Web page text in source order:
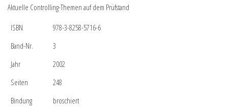
Aktuelle Controlling-Themen auf dem Prüfstand
ISBN
978-3-8258-5716-6
Band-Nr.
3
Jahr
2002
Seiten
248
Bindung
broschiert